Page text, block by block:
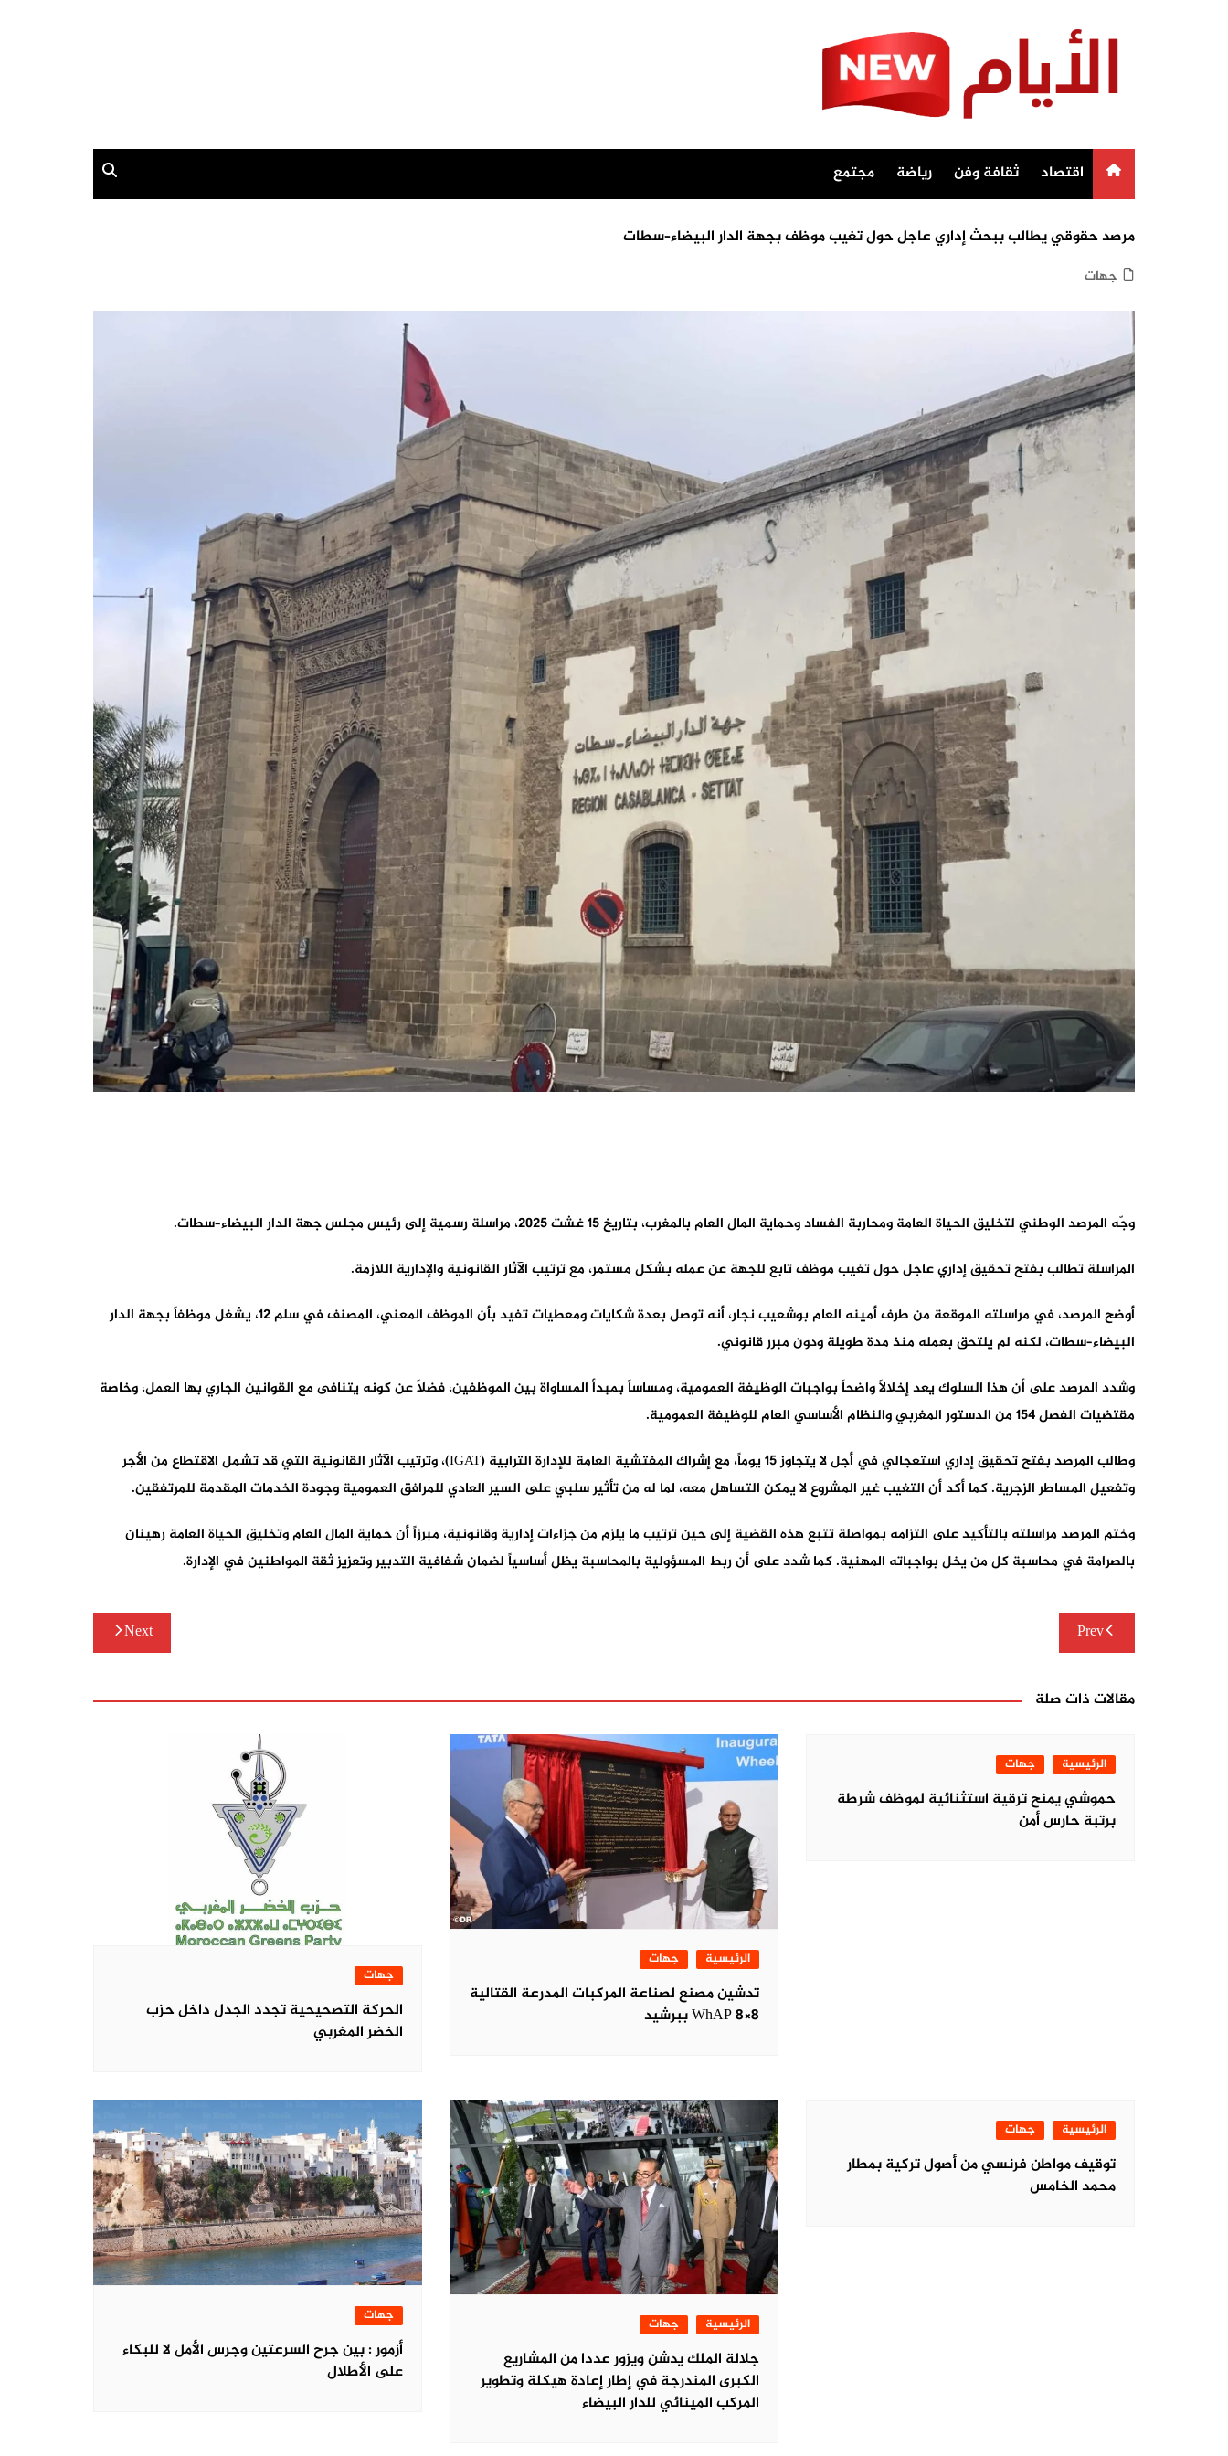
اقتصاد ثقافة وفن رياضة مجتمع
مرصد حقوقي يطالب ببحث إداري عاجل حول تغيب موظف بجهة الدار البيضاء–سطات
جهات
وجّه المرصد الوطني لتخليق الحياة العامة ومحاربة الفساد وحماية المال العام بالمغرب، بتاريخ 15 غشت 2025، مراسلة رسمية إلى رئيس مجلس جهة الدار البيضاء–سطات.
المراسلة تطالب بفتح تحقيق إداري عاجل حول تغيب موظف تابع للجهة عن عمله بشكل مستمر، مع ترتيب الآثار القانونية والإدارية اللازمة.
أوضح المرصد، في مراسلته الموقعة من طرف أمينه العام بوشعيب نجار، أنه توصل بعدة شكايات ومعطيات تفيد بأن الموظف المعني، المصنف في سلم 12، يشغل موظفاً بجهة الدار
البيضاء–سطات، لكنه لم يلتحق بعمله منذ مدة طويلة ودون مبرر قانوني.
وشدد المرصد على أن هذا السلوك يعد إخلالاً واضحاً بواجبات الوظيفة العمومية، ومساساً بمبدأ المساواة بين الموظفين، فضلاً عن كونه يتنافى مع القوانين الجاري بها العمل، وخاصة
مقتضيات الفصل 154 من الدستور المغربي والنظام الأساسي العام للوظيفة العمومية.
وطالب المرصد بفتح تحقيق إداري استعجالي في أجل لا يتجاوز 15 يوماً، مع إشراك المفتشية العامة للإدارة الترابية (IGAT)، وترتيب الآثار القانونية التي قد تشمل الاقتطاع من الأجر
وتفعيل المساطر الزجرية. كما أكد أن التغيب غير المشروع لا يمكن التساهل معه، لما له من تأثير سلبي على السير العادي للمرافق العمومية وجودة الخدمات المقدمة للمرتفقين.
وختم المرصد مراسلته بالتأكيد على التزامه بمواصلة تتبع هذه القضية إلى حين ترتيب ما يلزم من جزاءات إدارية وقانونية، مبرزاً أن حماية المال العام وتخليق الحياة العامة رهينان
بالصرامة في محاسبة كل من يخل بواجباته المهنية. كما شدد على أن ربط المسؤولية بالمحاسبة يظل أساسياً لضمان شفافية التدبير وتعزيز ثقة المواطنين في الإدارة.
تصفّح
المقالات
Prev
Next
مقالات ذات صلة
الرئيسية جهات
حموشي يمنح ترقية استثنائية لموظف شرطة
برتبة حارس أمن
الرئيسية جهات
تدشين مصنع لصناعة المركبات المدرعة القتالية
WhAP 8×8 ببرشيد
جهات
الحركة التصحيحية تجدد الجدل داخل حزب
الخضر المغربي
الرئيسية جهات
توقيف مواطن فرنسي من أصول تركية بمطار
محمد الخامس
الرئيسية جهات
جلالة الملك يدشن ويزور عددا من المشاريع
الكبرى المندرجة في إطار إعادة هيكلة وتطوير
المركب المينائي للدار البيضاء
جهات
أزمور : بين جرح السرعتين وجرس الأمل لا للبكاء
على الأطلال